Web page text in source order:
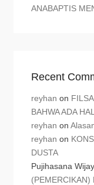
ANABAPTIS
Recent
reyhan on
BAHWA ADA
reyhan on
reyhan on
DUSTA
Pujihasana
(PEMERCIKAN)